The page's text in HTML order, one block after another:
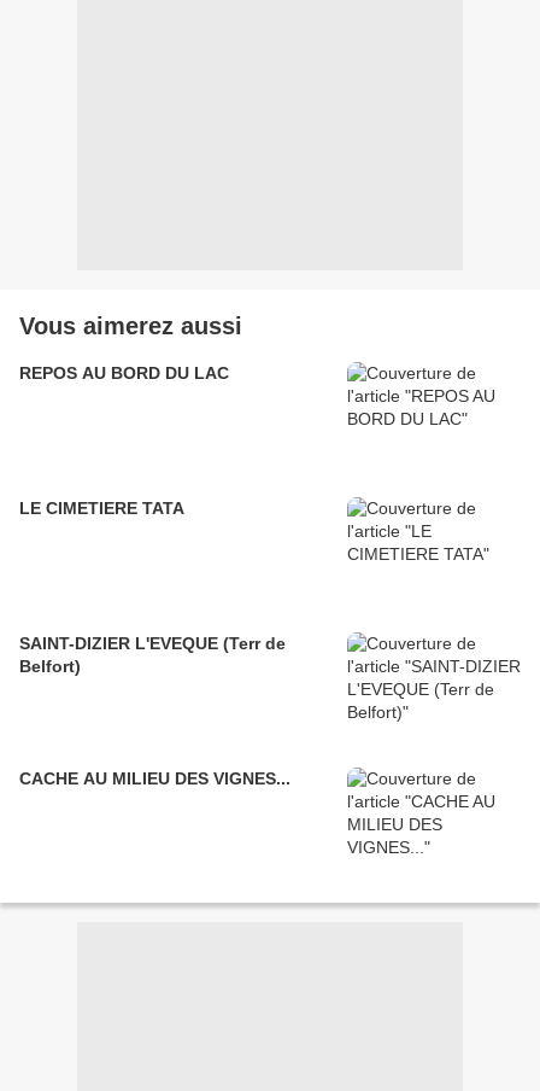
Vous aimerez aussi
REPOS AU BORD DU LAC
LE CIMETIERE TATA
SAINT-DIZIER L'EVEQUE (Terr de
Belfort)
CACHE AU MILIEU DES VIGNES...